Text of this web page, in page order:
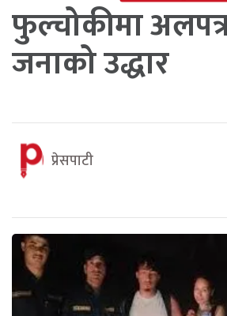
फुल्चोकीमा
जनाको उद्धार
प्रेसपाटी